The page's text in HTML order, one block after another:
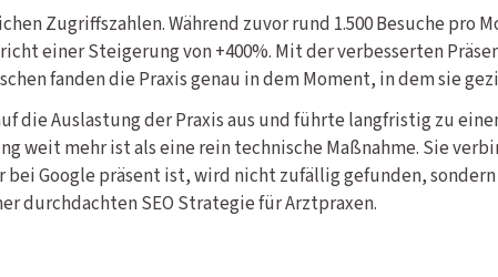
Zugriffszahlen. Während zuvor rund 1.500 Besuche
einer Steigerung von +400%. Mit der verbesserten
fanden die Praxis genau in dem Moment, in dem sie
Auslastung der Praxis aus und führte langfristig zu
weit mehr ist als eine rein technische Maßnahme. Sie
Google präsent ist, wird nicht zufällig gefunden,
durchdachten SEO Strategie für Arztpraxen.